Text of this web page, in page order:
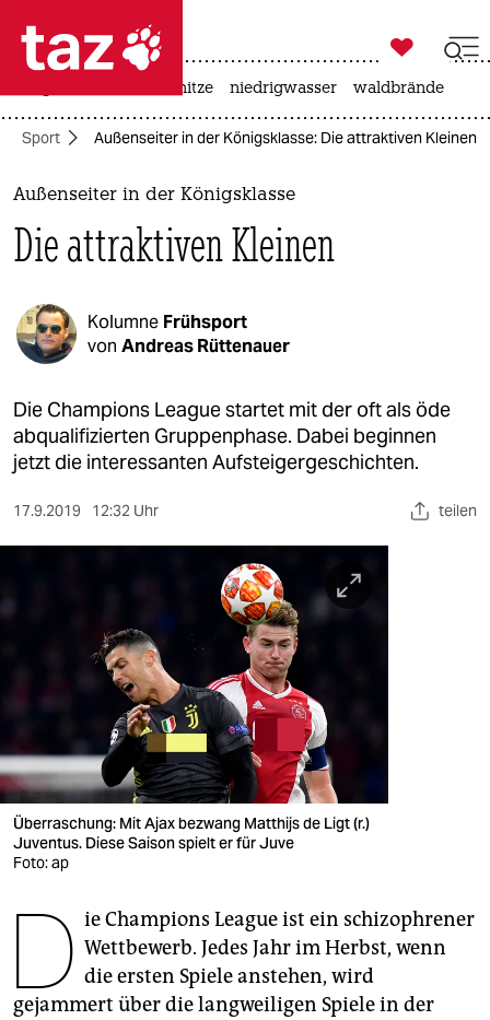
 taz zahl ich
taz zahl ich
themen
politik
öko
gesellschaft
kultur
sport
nord
veranstaltungen
shop
fragen & hilfe
unterstützen
genossenschaft
epaper login

taz zahl ich
hitze niedrigwasser waldbrände
Sport Außenseiter in der Königsklasse: Die attraktiven Kleinen
Außenseiter in der Königsklasse
Die attraktiven Kleinen
Kolumne Frühsport
von Andreas Rüttenauer
Die Champions League startet mit der oft als öde
abqualifizierten Gruppenphase. Dabei beginnen
jetzt die interessanten Aufsteigergeschichten.
17.9.2019 12:32 Uhr teilen
Überraschung: Mit Ajax bezwang Matthijs de Ligt (r.)
Juventus. Diese Saison spielt er für Juve
Foto: ap
D ie Champions League ist ein schizophrener
Wettbewerb. Jedes Jahr im Herbst, wenn
die ersten Spiele anstehen, wird
gejammert über die langweiligen Spiele in der